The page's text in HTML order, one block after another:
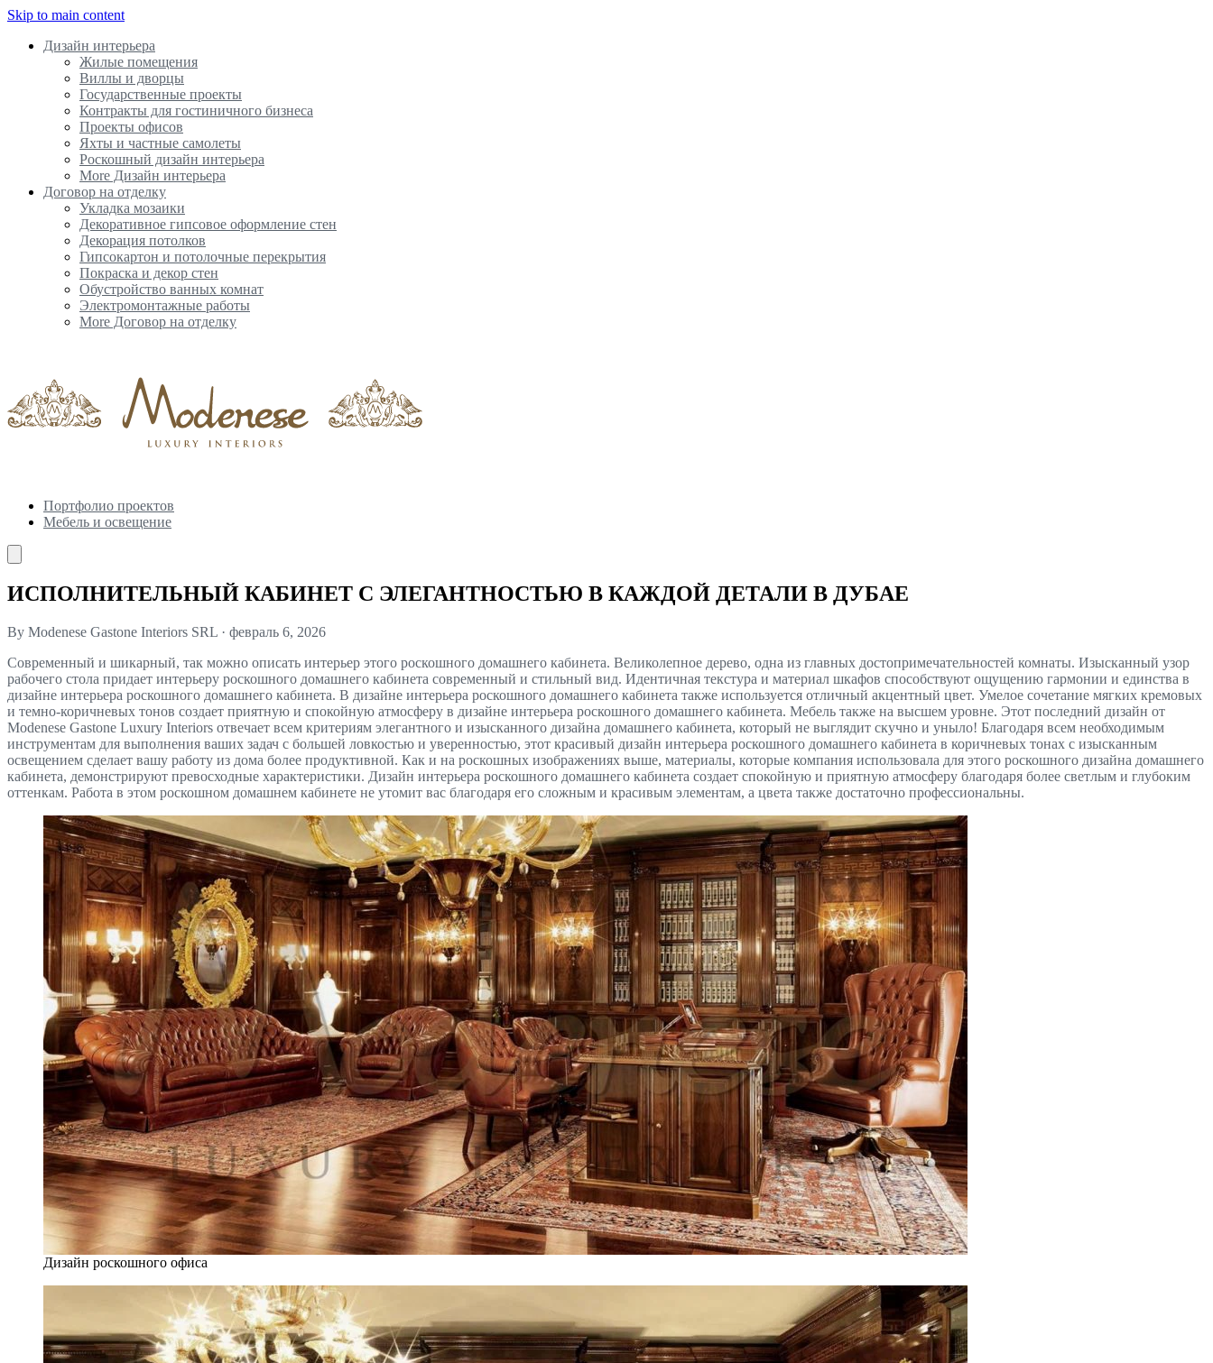
Skip to main content
Дизайн интерьера
Жилые помещения
Виллы и дворцы
Государственные проекты
Контракты для гостиничного бизнеса
Проекты офисов
Яхты и частные самолеты
Роскошный дизайн интерьера
More Дизайн интерьера
Договор на отделку
Укладка мозаики
Декоративное гипсовое оформление стен
Декорация потолков
Гипсокартон и потолочные перекрытия
Покраска и декор стен
Обустройство ванных комнат
Электромонтажные работы
More Договор на отделку
Портфолио проектов
Мебель и освещение
ИСПОЛНИТЕЛЬНЫЙ КАБИНЕТ С ЭЛЕГАНТНОСТЬЮ В КАЖДОЙ ДЕТАЛИ В ДУБАЕ
By Modenese Gastone Interiors SRL · февраль 6, 2026
Современный и шикарный, так можно описать интерьер этого роскошного домашнего кабинета. Великолепное дерево, одна из главных достопримечательностей комнаты. Изысканный узор
рабочего стола придает интерьеру роскошного домашнего кабинета современный и стильный вид. Идентичная текстура и материал шкафов способствуют ощущению гармонии и единства в
дизайне интерьера роскошного домашнего кабинета. В дизайне интерьера роскошного домашнего кабинета также используется отличный акцентный цвет. Умелое сочетание мягких кремовых
и темно-коричневых тонов создает приятную и спокойную атмосферу в дизайне интерьера роскошного домашнего кабинета. Мебель также на высшем уровне. Этот последний дизайн от
Modenese Gastone Luxury Interiors отвечает всем критериям элегантного и изысканного дизайна домашнего кабинета, который не выглядит скучно и уныло! Благодаря всем необходимым
инструментам для выполнения ваших задач с большей ловкостью и уверенностью, этот красивый дизайн интерьера роскошного домашнего кабинета в коричневых тонах с изысканным
освещением сделает вашу работу из дома более продуктивной. Как и на роскошных изображениях выше, материалы, которые компания использовала для этого роскошного дизайна домашнего
кабинета, демонстрируют превосходные характеристики. Дизайн интерьера роскошного домашнего кабинета создает спокойную и приятную атмосферу благодаря более светлым и глубоким
оттенкам. Работа в этом роскошном домашнем кабинете не утомит вас благодаря его сложным и красивым элементам, а цвета также достаточно профессиональны.
Дизайн роскошного офиса